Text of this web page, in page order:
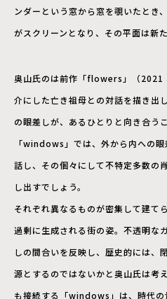
ンダーという窓から窓を覗いたとき
がスクリーンとなり、その平面は新
奥山氏のは前作「flowers」（2021
介にした亡き祖母との対話を描き出
の眼差しが、あるひとりと向き合う
「windows」では、外から内への
話し、その個々にして不特定多数の
し出すでしょう。
それぞれ異なるものが密集して建て
過剰に生成される街の姿。不透明な
しの間合いを反映し、歴史的には、
源とするのではないかと奥山氏は考
も接続する「windows」は、時代の